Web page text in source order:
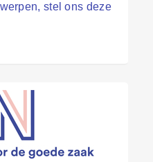
stel ons deze